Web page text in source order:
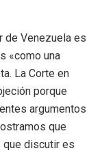
de Venezuela es
«como una
La Corte en
porque
argumentos
que
que discutir es